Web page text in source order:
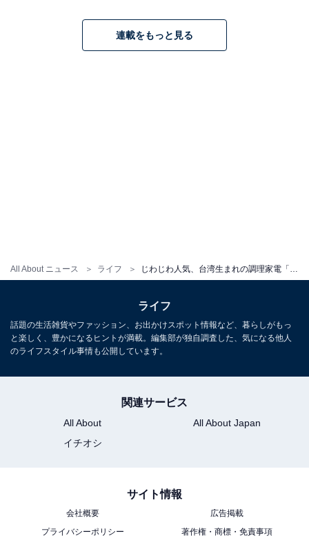
All About ニュース ライフ
保温機能も搭載していますが、「保温」スイッチをオン
にしておく必要があるので注意。また、保温は手動でオ
スープや煮込み料理も簡単に作れる
モ、タマネギ、ニンジン、鶏もも肉をコンソメと水で煮
込んだのですが、火が通りにくい食材をカットせずに煮
込んで本当に芯まで火が入るのか不安でした。
連載をもっと見る
ライフ
話題の生活雑貨やファッション、お出かけスポット情報など、暮らしがもっ
と楽しく、豊かになるヒントが満載。編集部が独自調査した、気になる他人
のライフスタイル事情も公開しています。
関連サービス
All About
All About Japan
イチオシ
サイト情報
会社概要
広告掲載
プライバシーポリシー
著作権・商標・免責事項